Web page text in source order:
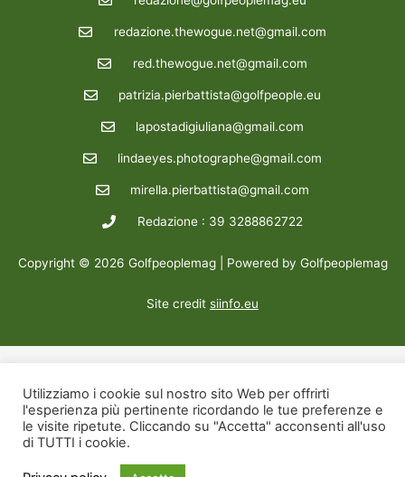
redazione.thewogue.net@gmail.com
red.thewogue.net@gmail.com
patrizia.pierbattista@golfpeople.eu
lapostadigiuliana@gmail.com
lindaeyes.photographe@gmail.com
mirella.pierbattista@gmail.com
Redazione : 39 3288862722
Copyright © 2026 Golfpeoplemag | Powered by Golfpeoplemag
Site credit siinfo.eu
Utilizziamo i cookie sul nostro sito Web per offrirti
l'esperienza più pertinente ricordando le tue preferenze e
le visite ripetute. Cliccando su "Accetta" acconsenti all'uso
di TUTTI i cookie.